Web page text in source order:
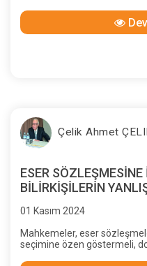
verebilir. Ayrıca taraflar da
yargılamanın sonuna kadar
Çelik Ahmet
ESER
BİLİRKİŞİLERİN
01 Kasım 2024
Mahkemeler, eser
seçimine özen göstermeli,